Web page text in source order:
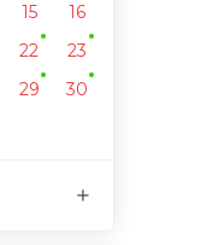
15
16
22
23
29
30